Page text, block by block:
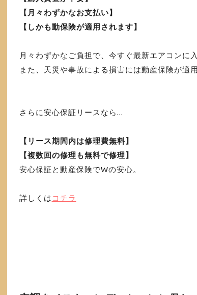
【月々わずかなお支払い】
【しかも動保険が適用されます】
月々わずかなご負担で、今すぐ最新エアコンに
また、天災や事故による損害には動産保険が適
さらに安心保証リースなら...
【リース期間内は修理費無料】
【複数回の修理も無料で修理】
安心保証と動産保険でWの安心。
詳しくは コチラ